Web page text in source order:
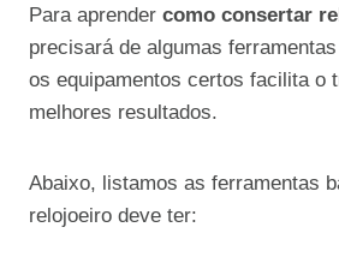
Para aprender como consertar
precisará de algumas
os equipamentos certos facilita o
melhores resultados.
Abaixo, listamos as ferramentas
relojoeiro deve ter: